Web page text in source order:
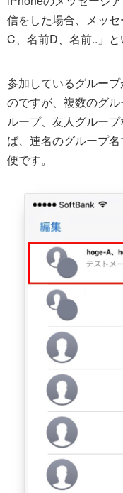
信をした場合、メッ
C、名前D、名前..」と
参加しているグルー
のですが、複数のグ
ループ、友人グルー
ば、連名のグループ
便です。